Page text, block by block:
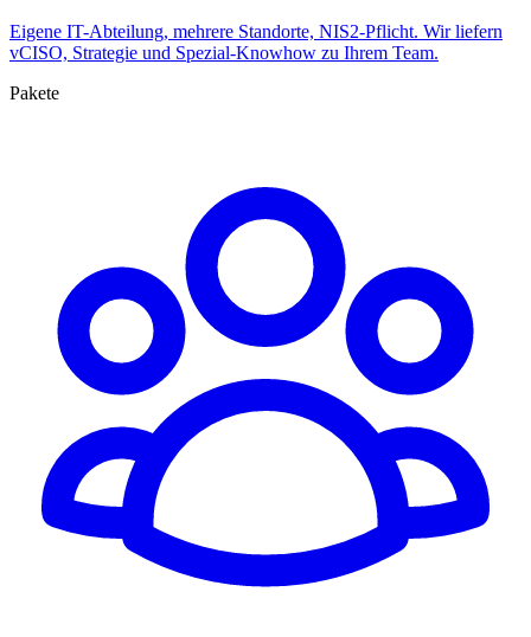
Eigene IT-Abteilung, mehrere Standorte, NIS2-Pflicht. Wir liefern
vCISO, Strategie und Spezial-Knowhow zu Ihrem Team.
Pakete